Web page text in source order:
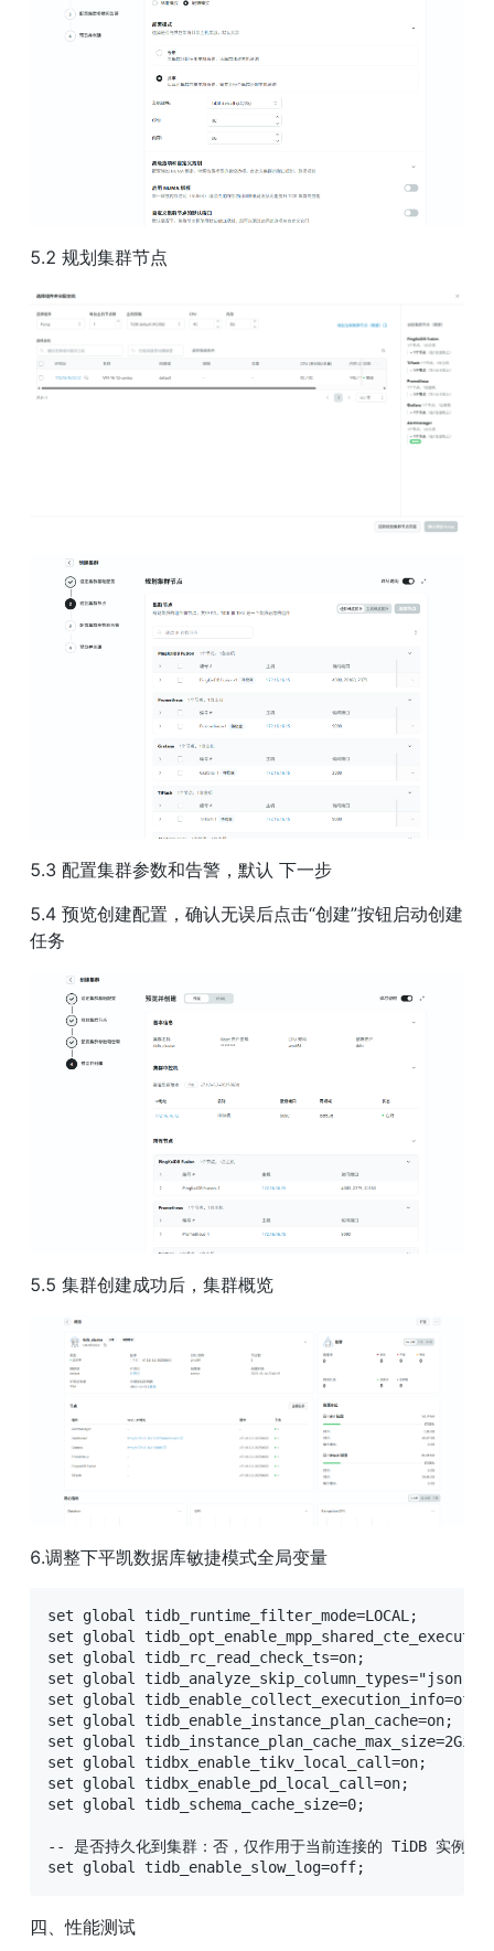
5.2 规划集群节点
5.3 配置集群参数和告警，默认 下一步
5.4 预览创建配置，确认无误后点击“创建”按钮启动创建
任务
5.5 集群创建成功后，集群概览
6.调整下平凯数据库敏捷模式全局变量
set global tidb_runtime_filter_mode=LOCAL;
set global
set global tidb_rc_read_check_ts=on;
set global
set global tidb_enable_collect_execution_info=off;
set global tidb_enable_instance_plan_cache=on;
set global tidb_instance_plan_cache_max_size=2GiB;
set global tidbx_enable_tikv_local_call=on;
set global tidbx_enable_pd_local_call=on;
set global tidb_schema_cache_size=0;
-- 是否持久化到集群：否，仅作用于当前连接的 TiDB 实例
set global tidb_enable_slow_log=off;
四、性能测试